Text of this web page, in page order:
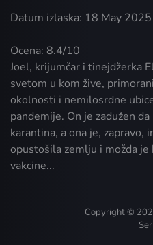
Datum izlaska: 18 May 2025
Ocena: 8.4/10
Joel, krijumčar i tinejdžerka
svetom u kom žive,
okolnosti i nemilosrdne
pandemije. On je zadužen
karantina, a ona je, zapravo,
opustošila zemlju i možda je
vakcine...
Copyright ©